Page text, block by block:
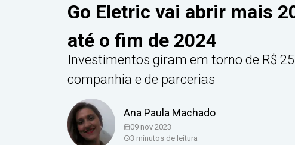
Go Eletric vai abrir mais
até o fim de 2024
Investimentos giram em torno de R$
companhia e de parcerias
Ana Paula Machado
09 nov 2023
3 minutos de leitura